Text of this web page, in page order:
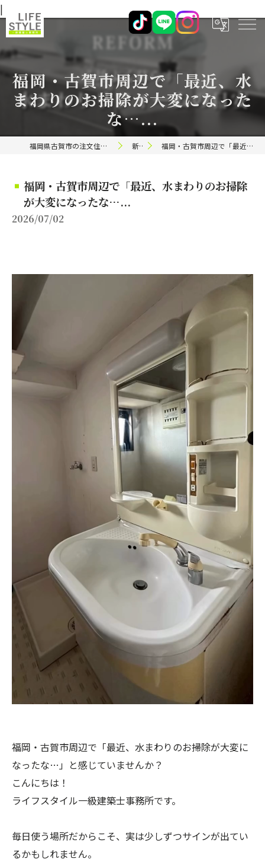
|
福岡・古賀市周辺で「最近、水
まわりのお掃除が大変になった
な…...
福岡県古賀市の注文住宅ならライフスタイル 一級建築士事務所 新着情報 福岡・古賀市周辺で「最近、水まわりのお掃除が大変になったな…...
福岡・古賀市周辺で「最近、水まわりのお掃除
が大変になったな…...
2026/07/02
福岡・古賀市周辺で「最近、水まわりのお掃除が大変に
なったな…」と感じていませんか？
こんにちは！
ライフスタイル一級建築士事務所です。
毎日使う場所だからこそ、実は少しずつサインが出てい
るかもしれません。